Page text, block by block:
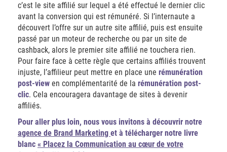
c’est le site affilié sur lequel a été effectué le dernier clic
avant la conversion qui est rémunéré. Si l’internaute a
découvert l’offre sur un autre site affilié, puis est ensuite
passé par un moteur de recherche ou par un site de
cashback, alors le premier site affilié ne touchera rien.
Pour faire face à cette règle que certains affiliés trouvent
injuste, l’affilieur peut mettre en place une rémunération
post-view en complémentarité de la rémunération post-
clic. Cela encouragera davantage de sites à devenir
affiliés.
Pour aller plus loin, nous vous invitons à découvrir notre
agence de Brand Marketing et à télécharger notre livre
blanc « Placez la Communication au cœur de votre